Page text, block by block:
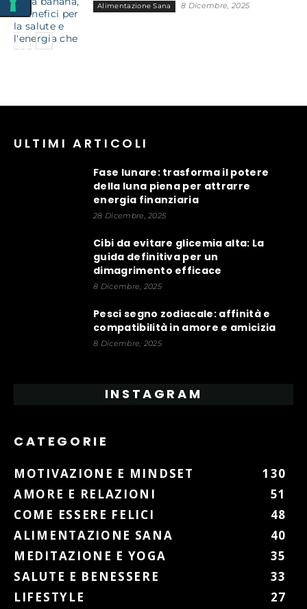
Alimentazione Sana 8 Dicembre, 2025
ULTIMI ARTICOLI
Fase lunare: trasforma il potere
della luna piena per attrarre
energia finanziaria
28 Dicembre, 2025
Cibi da evitare glicemia alta: La
guida definitiva per un
dimagrimento efficace
8 Dicembre, 2025
Pesci segno zodiacale: affinità e
compatibilità in amore e amicizia
8 Dicembre, 2025
INSTAGRAM
CATEGORIE
MOTIVAZIONE E MINDSET
130
AMORE E RELAZIONI
51
COME ESSERE FELICI
48
ALIMENTAZIONE SANA
40
MEDITAZIONE E YOGA
35
SALUTE E BENESSERE
33
LIFESTYLE
27